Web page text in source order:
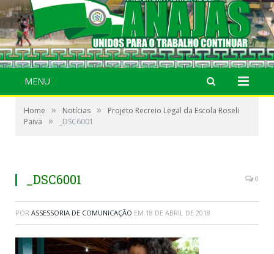
MENU
Home » Notícias »
Projeto Recreio Legal da Escola Roseli
Paiva
» _DSC6001
_DSC6001 0
POR ASSESSORIA DE COMUNICAÇÃO EM 18 DE ABRIL DE 2018